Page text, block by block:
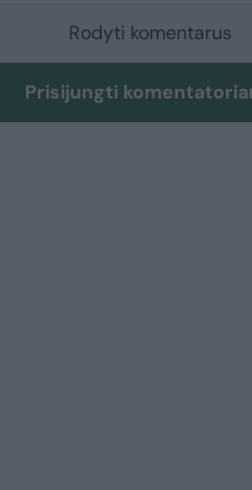
Rodyti komentarus
Prisijungti